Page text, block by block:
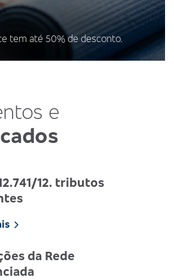
tem até 50% de desconto.
e
12. tributos
da Rede